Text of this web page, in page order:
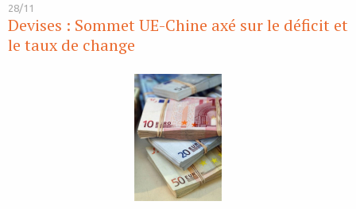
28/11
Devises : Sommet UE-Chine axé sur le déficit et
le taux de change